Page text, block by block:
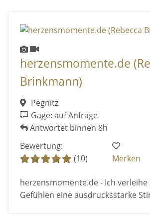
herzensmomente.de
Brinkmann)
Pegnitz
Gage: auf Anfrage
Antwortet binnen 8h
Bewertung:
(10)
Merken
herzensmomente.de - Ich verleihe
Gefühlen eine ausdrucksstarke